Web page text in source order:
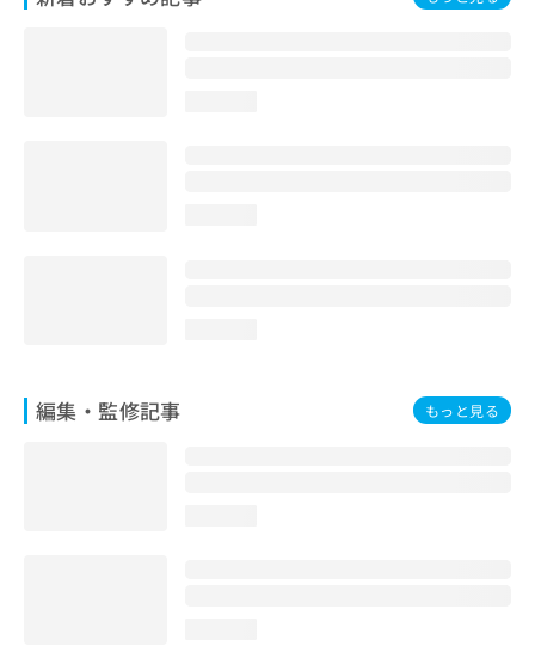
編集・監修記事 もっと見る